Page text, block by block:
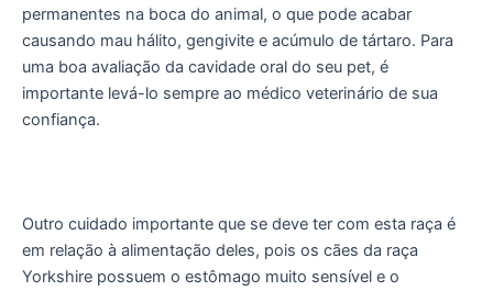
permanentes na boca do animal, o que pode acabar
causando mau hálito, gengivite e acúmulo de tártaro. Para
uma boa avaliação da cavidade oral do seu pet, é
importante levá-lo sempre ao médico veterinário de sua
confiança.
Outro cuidado importante que se deve ter com esta raça é
em relação à alimentação deles, pois os cães da raça
Yorkshire possuem o estômago muito sensível e o